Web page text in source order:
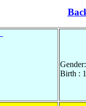
Birth :